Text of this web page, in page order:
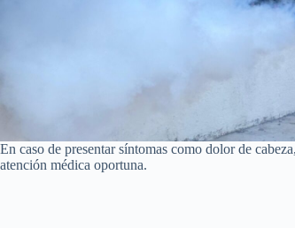
En caso de presentar síntomas como dolor de
atención médica oportuna.